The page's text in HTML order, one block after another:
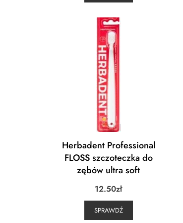
Herbadent Professional
FLOSS szczoteczka do
zębów ultra soft
12.50zł
SPRAWDŹ